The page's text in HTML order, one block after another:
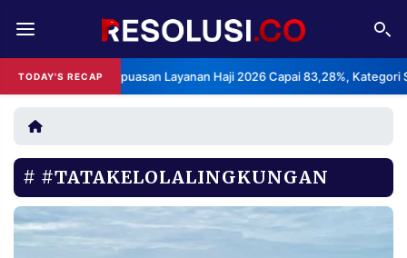
TODAY'S RECAP
Indeks Kepuasan Layanan Haji 2026 Capai 83,28%, Kategori
REDAKSI TENTANG
RESOLUSI IKLAN
RUBRIKASI
EDITORIAL AKSARA
FINANSIA PERSONA
#TATAKELOLALINGKUNGAN